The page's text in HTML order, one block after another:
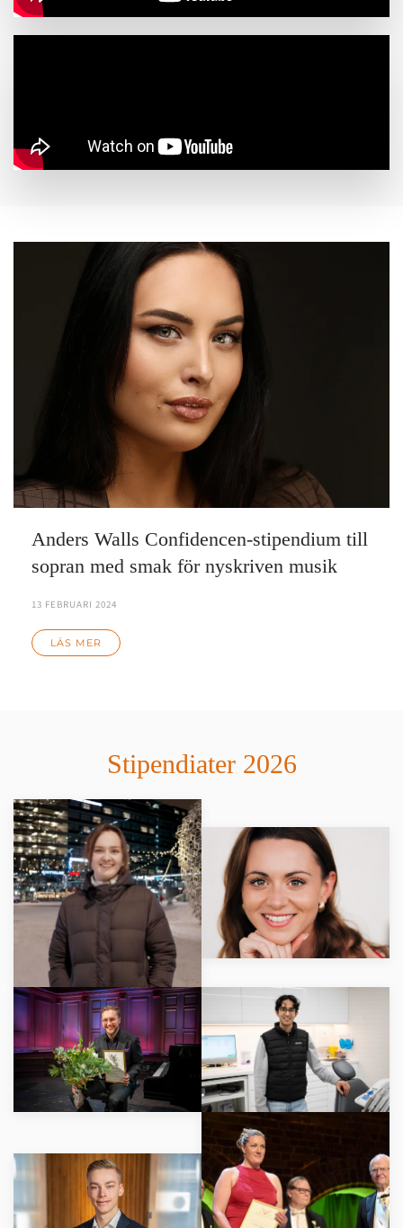
Anders Walls Confidencen-stipendium till
sopran med smak för nyskriven musik
13 FEBRUARI 2024
LÄS MER
Stipendiater 2026
LÄS MER LÄS MER
LÄS MER
LÄS MER